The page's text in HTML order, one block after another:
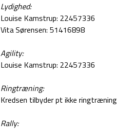
Lydighed:
Louise Kamstrup: 22457336
Vita Sørensen: 51416898
Agility:
Louise Kamstrup: 22457336
Ringtræning:
Kredsen tilbyder pt ikke ringtræning
Rally: